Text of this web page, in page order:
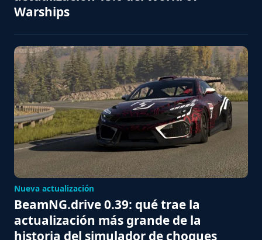
Warships
Nueva actualización
BeamNG.drive 0.39: qué trae la
actualización más grande de la
historia del simulador de choques